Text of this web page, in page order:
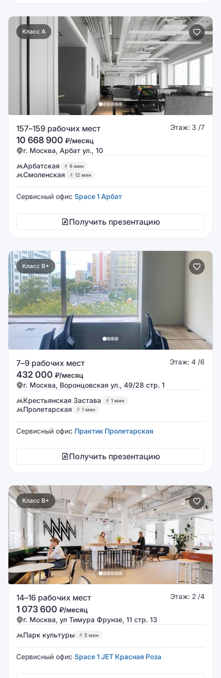
Класс A
157–159 рабочих мест Этаж: 3 /7
10 668 900 ₽/месяц
г. Москва, Арбат ул., 10
Арбатская
6 мин
Смоленская 12 мин
Сервисный офис Space 1 Арбат
Получить презентацию
Класс B+
7–9 рабочих мест Этаж: 4 /6
432 000 ₽/месяц
г. Москва, Воронцовская ул., 49/28 стр. 1
Крестьянская Застава
1 мин
Пролетарская 1 мин
Сервисный офис Практик Пролетарская
Получить презентацию
Класс B+
14–16 рабочих мест Этаж: 2 /4
1 073 600 ₽/месяц
г. Москва, ул Тимура Фрунзе, 11 стр. 13
Парк культуры
5 мин
Сервисный офис Space 1 JET Красная Роза